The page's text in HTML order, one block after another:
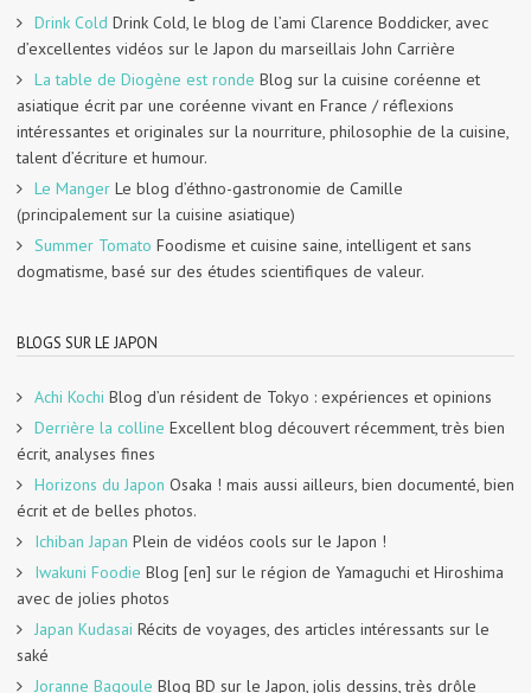
Drink Cold Drink Cold, le blog de l’ami Clarence Boddicker, avec
d’excellentes vidéos sur le Japon du marseillais John Carrière
La table de Diogène est ronde Blog sur la cuisine coréenne et
asiatique écrit par une coréenne vivant en France / réflexions
intéressantes et originales sur la nourriture, philosophie de la cuisine,
talent d’écriture et humour.
Le Manger Le blog d’éthno-gastronomie de Camille
(principalement sur la cuisine asiatique)
Summer Tomato Foodisme et cuisine saine, intelligent et sans
dogmatisme, basé sur des études scientifiques de valeur.
BLOGS SUR LE JAPON
Achi Kochi Blog d’un résident de Tokyo : expériences et opinions
Derrière la colline Excellent blog découvert récemment, très bien
écrit, analyses fines
Horizons du Japon Osaka ! mais aussi ailleurs, bien documenté, bien
écrit et de belles photos.
Ichiban Japan Plein de vidéos cools sur le Japon !
Iwakuni Foodie Blog [en] sur le région de Yamaguchi et Hiroshima
avec de jolies photos
Japan Kudasai Récits de voyages, des articles intéressants sur le
saké
Joranne Bagoule Blog BD sur le Japon, jolis dessins, très drôle